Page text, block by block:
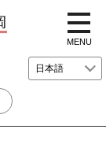
t
o
g
g
e
i
MENU